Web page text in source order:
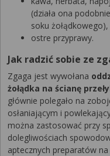
(działa ona
soku żołądkowego),
ostre przyprawy.
Jak radzić sobie ze
Zgaga jest wywołana
żołądka na ścianę
głównie polegało na
osłaniającym i
można zastosować przy
dolegliwościach
aptecznych preparatów